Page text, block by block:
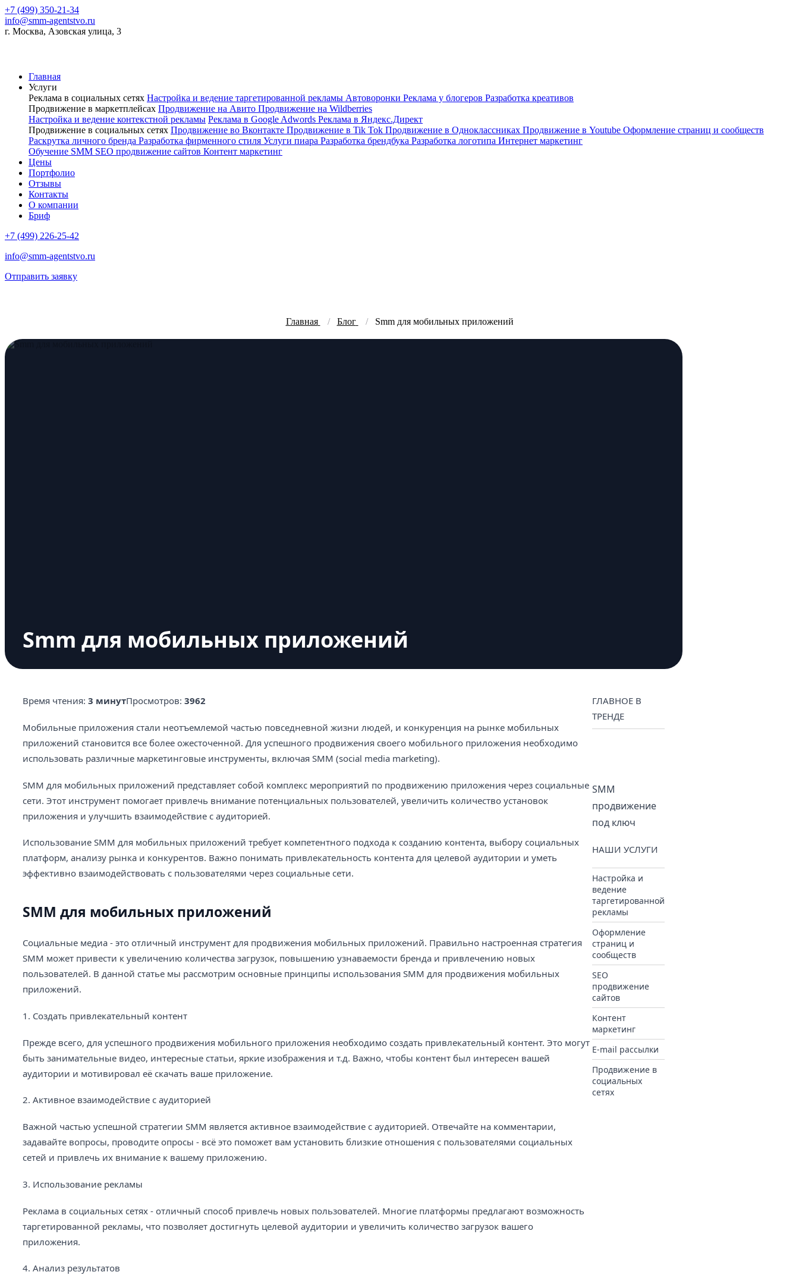
+7 (499) 350-21-34
info@smm-agentstvo.ru
г. Москва, Азовская улица, 3
Главная
Услуги
Реклама в социальных сетях Настройка и ведение таргетированной рекламы Автоворонки Реклама у блогеров Разработка креативов
Продвижение в маркетплейсах Продвижение на Авито Продвижение на Wildberries
Настройка и ведение контекстной рекламы Реклама в Google Adwords Реклама в Яндекс.Директ
Продвижение в социальных сетях Продвижение во Вконтакте Продвижение в Tik Tok Продвижение в Одноклассниках Продвижение в Youtube Оформление страниц и сообществ
Раскрутка личного бренда Разработка фирменного стиля Услуги пиара Разработка брендбука Разработка логотипа Интернет маркетинг
Обучение SMM SEO продвижение сайтов Контент маркетинг
Цены
Портфолио
Отзывы
Контакты
О компании
Бриф
+7 (499) 226-25-42
info@smm-agentstvo.ru
Отправить заявку
Главная Блог Smm для мобильных приложений
Smm для мобильных приложений
Время чтения: 3 минутПросмотров: 3962
Мобильные приложения стали неотъемлемой частью повседневной жизни людей, и конкуренция на рынке мобильных
приложений становится все более ожесточенной. Для успешного продвижения своего мобильного приложения необходимо
использовать различные маркетинговые инструменты, включая SMM (social media marketing).
SMM для мобильных приложений представляет собой комплекс мероприятий по продвижению приложения через социальные
сети. Этот инструмент помогает привлечь внимание потенциальных пользователей, увеличить количество установок
приложения и улучшить взаимодействие с аудиторией.
Использование SMM для мобильных приложений требует компетентного подхода к созданию контента, выбору социальных
платформ, анализу рынка и конкурентов. Важно понимать привлекательность контента для целевой аудитории и уметь
эффективно взаимодействовать с пользователями через социальные сети.
SMM для мобильных приложений
Социальные медиа - это отличный инструмент для продвижения мобильных приложений. Правильно настроенная стратегия
SMM может привести к увеличению количества загрузок, повышению узнаваемости бренда и привлечению новых
пользователей. В данной статье мы рассмотрим основные принципы использования SMM для продвижения мобильных
приложений.
1. Создать привлекательный контент
Прежде всего, для успешного продвижения мобильного приложения необходимо создать привлекательный контент. Это могут
быть занимательные видео, интересные статьи, яркие изображения и т.д. Важно, чтобы контент был интересен вашей
аудитории и мотивировал её скачать ваше приложение.
2. Активное взаимодействие с аудиторией
Важной частью успешной стратегии SMM является активное взаимодействие с аудиторией. Отвечайте на комментарии,
задавайте вопросы, проводите опросы - всё это поможет вам установить близкие отношения с пользователями социальных
сетей и привлечь их внимание к вашему приложению.
3. Использование рекламы
Реклама в социальных сетях - отличный способ привлечь новых пользователей. Многие платформы предлагают возможность
таргетированной рекламы, что позволяет достигнуть целевой аудитории и увеличить количество загрузок вашего
приложения.
4. Анализ результатов
ГЛАВНОЕ В
ТРЕНДЕ
SMM
продвижение
под ключ
НАШИ УСЛУГИ
Настройка и
ведение
таргетированной
рекламы
Оформление
страниц и
сообществ
SEO
продвижение
сайтов
Контент
маркетинг
E-mail рассылки
Продвижение в
социальных
сетях